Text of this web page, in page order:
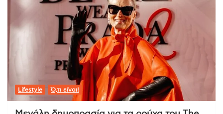
Lifestyle Ό,τι είναι!